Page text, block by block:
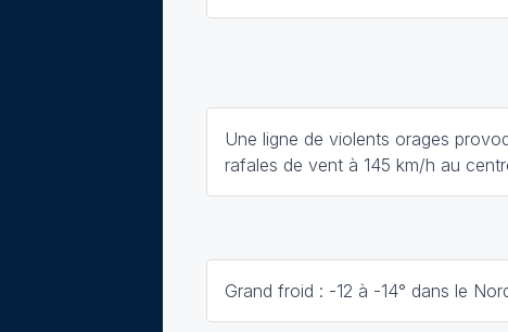
Une ligne de violents orages
rafales de vent à 145 km/h au
Grand froid : -12 à -14° dans le